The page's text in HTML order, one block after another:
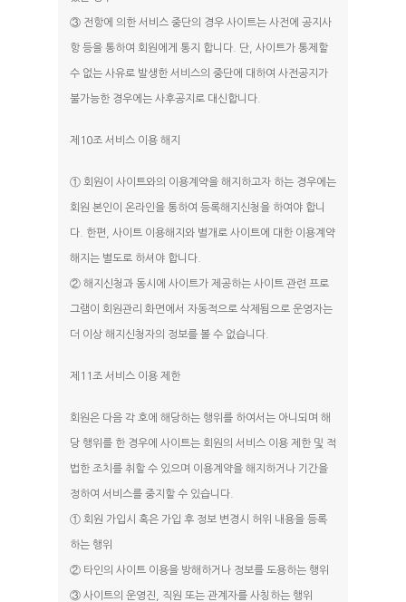
③ 전항에 의한 서비스 중단의 경우 사이트는 사전에 공지사
항 등을 통하여 회원에게 통지 합니다. 단, 사이트가 통제할
수 없는 사유로 발생한 서비스의 중단에 대하여 사전공지가
불가능한 경우에는 사후공지로 대신합니다.
제10조 서비스 이용 해지
① 회원이 사이트와의 이용계약을 해지하고자 하는 경우에는
회원 본인이 온라인을 통하여 등록해지신청을 하여야 합니
다. 한편, 사이트 이용해지와 별개로 사이트에 대한 이용계약
해지는 별도로 하셔야 합니다.
② 해지신청과 동시에 사이트가 제공하는 사이트 관련 프로
그램이 회원관리 화면에서 자동적으로 삭제됨으로 운영자는
더 이상 해지신청자의 정보를 볼 수 없습니다.
제11조 서비스 이용 제한
회원은 다음 각 호에 해당하는 행위를 하여서는 아니되며 해
당 행위를 한 경우에 사이트는 회원의 서비스 이용 제한 및 적
법한 조치를 취할 수 있으며 이용계약을 해지하거나 기간을
정하여 서비스를 중지할 수 있습니다.
① 회원 가입시 혹은 가입 후 정보 변경시 허위 내용을 등록
하는 행위
② 타인의 사이트 이용을 방해하거나 정보를 도용하는 행위
③ 사이트의 운영진, 직원 또는 관계자를 사칭하는 행위
ABOUT
인사말
외부풍경
ROOMS
카라반B
카라반F
온수풀
바베큐
RESERVATION